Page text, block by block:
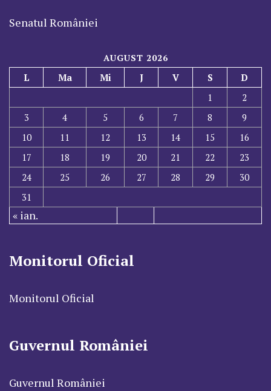
Senatul României
AUGUST 2026
L Ma Mi J V S
D
1
2
3
4 5 6 7 8
9
10
11 12 13 14 15
16
17
18 19 20 21 22
23
24
25 26 27 28 29
30
31
« ian.
Monitorul Oficial
Monitorul Oficial
Guvernul României
Guvernul României